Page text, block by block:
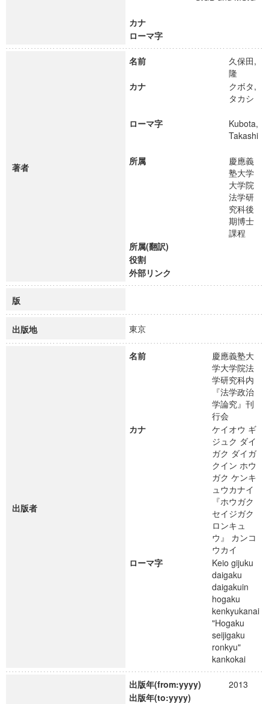
カナ
ローマ字
著者
名前
久保田,
隆
カナ
クボタ,
タカシ
ローマ字
Kubota,
Takashi
所属
慶應義
塾大学
大学院
法学研
究科後
期博士
課程
所属(翻訳)
役割
外部リンク
版
出版地 東京
出版者
名前
慶應義塾大
学大学院法
学研究科内
『法学政治
学論究』刊
行会
カナ
ケイオウ ギ
ジュク ダイ
ガク ダイガ
クイン ホウ
ガク ケンキ
ュウカナイ
『ホウガク
セイジガク
ロンキュ
ウ』 カンコ
ウカイ
ローマ字
Keio gijuku
daigaku
daigakuin
hogaku
kenkyukanai
"Hogaku
seijigaku
ronkyu"
kankokai
出版年(from:yyyy)
2013
出版年(to:yyyy)